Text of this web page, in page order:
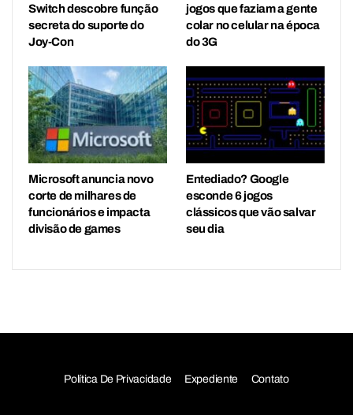
Switch descobre função
secreta do suporte do
Joy-Con
jogos que faziam a gente
colar no celular na época
do 3G
Microsoft anuncia novo
corte de milhares de
funcionários e impacta
divisão de games
Entediado? Google
esconde 6 jogos
clássicos que vão salvar
seu dia
Política De Privacidade Expediente Contato